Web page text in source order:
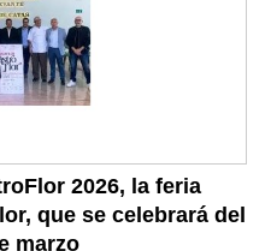
2026, la feria
que se celebrará del
marzo